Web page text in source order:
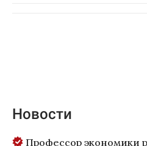
Новости
Профессор экономики